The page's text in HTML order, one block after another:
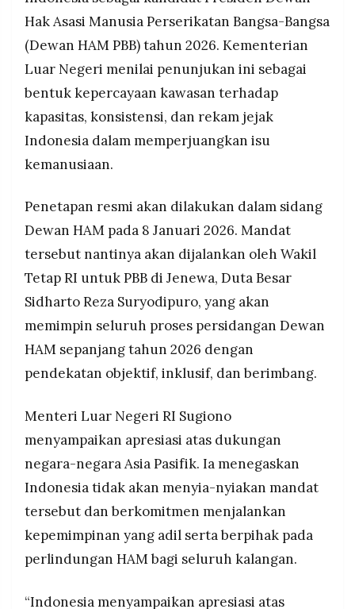
PRAMUDITA
Resolusi.co
2026
PT.
RESOLUSI
MEDIA
Januari 2026.
Menlu Sugiono menegaskan Indonesia siap
memimpin secara objektif, inklusif, serta
memperkuat dialog dan kerja sama untuk
pemajuan HAM global.
Hak Asasi Manusia Perserikatan Bangsa-Bangsa
(Dewan HAM PBB) tahun 2026. Kementerian
Luar Negeri menilai penunjukan ini sebagai
bentuk kepercayaan kawasan terhadap
kapasitas, konsistensi, dan rekam jejak
Indonesia dalam memperjuangkan isu
kemanusiaan.
Penetapan resmi akan dilakukan dalam sidang
Dewan HAM pada 8 Januari 2026. Mandat
tersebut nantinya akan dijalankan oleh Wakil
Tetap RI untuk PBB di Jenewa, Duta Besar
Sidharto Reza Suryodipuro, yang akan
memimpin seluruh proses persidangan Dewan
HAM sepanjang tahun 2026 dengan
pendekatan objektif, inklusif, dan berimbang.
Menteri Luar Negeri RI Sugiono
menyampaikan apresiasi atas dukungan
negara-negara Asia Pasifik. Ia menegaskan
Indonesia tidak akan menyia-nyiakan mandat
tersebut dan berkomitmen menjalankan
kepemimpinan yang adil serta berpihak pada
perlindungan HAM bagi seluruh kalangan.
“Indonesia menyampaikan apresiasi atas